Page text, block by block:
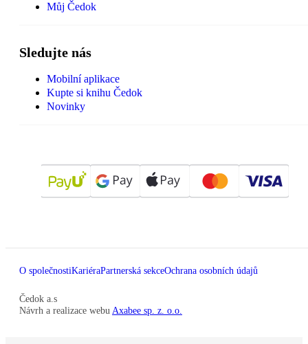
Můj Čedok
Sledujte nás
Mobilní aplikace
Kupte si knihu Čedok
Novinky
O společnostiKariéraPartnerská sekceOchrana osobních údajů
Čedok a.s
Návrh a realizace webu Axabee sp. z. o.o.